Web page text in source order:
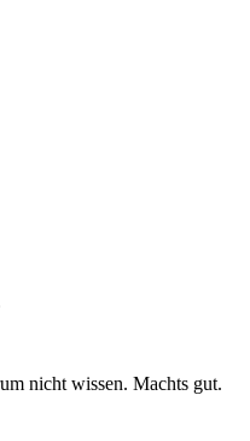
nicht wissen. Machts gut.